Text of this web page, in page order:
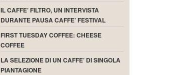
IL CAFFE’ FILTRO, UN INTERVISTA
DURANTE PAUSA CAFFE’ FESTIVAL
FIRST TUESDAY COFFEE: CHEESE
COFFEE
LA SELEZIONE DI UN CAFFE’ DI SINGOLA
PIANTAGIONE